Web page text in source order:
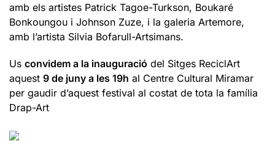
amb els artistes Patrick Tagoe-Turkson, Boukaré
Bonkoungou i Johnson Zuze, i la galeria Artemore,
amb l’artista Silvia Bofarull-Artsimans.
Us convidem a la inauguració del Sitges ReciclArt
aquest 9 de juny a les 19h al Centre Cultural Miramar
per gaudir d’aquest festival al costat de tota la família
Drap-Art